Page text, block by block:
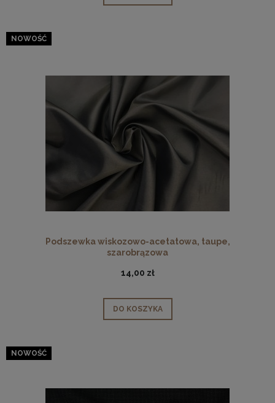
Podszewka wiskozowo-acetatowa, taupe,
szarobrązowa
14,00 zł
DO KOSZYKA
NOWOŚĆ
NOWOŚĆ